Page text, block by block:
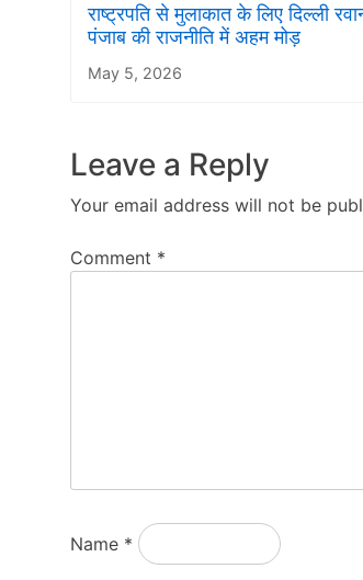
राष्ट्रपति से मुलाकात के लिए दिल्ली
पंजाब की राजनीति में अहम मोड़
May 5, 2026
Leave a Reply
Your email address will not be
Comment *
Name *